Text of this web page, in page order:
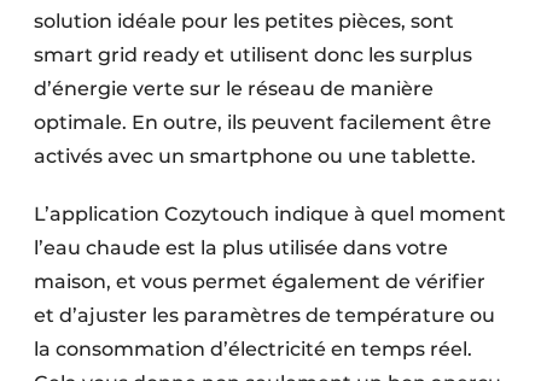
solution idéale pour les petites pièces, sont
smart grid ready et utilisent donc les surplus
d’énergie verte sur le réseau de manière
optimale. En outre, ils peuvent facilement être
activés avec un smartphone ou une tablette.
L’application Cozytouch indique à quel moment
l’eau chaude est la plus utilisée dans votre
maison, et vous permet également de vérifier
et d’ajuster les paramètres de température ou
la consommation d’électricité en temps réel.